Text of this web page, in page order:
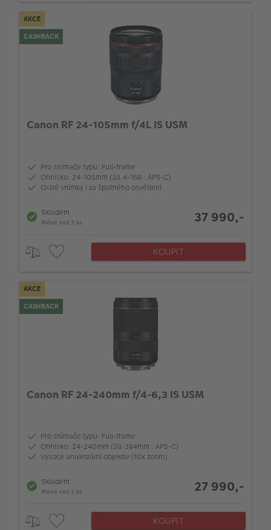
AKCE
CASHBACK
Canon RF 24-105mm f/4L IS USM
Pro snímače typu: Full-frame
Ohnisko: 24-105mm (38.4-168 : APS-C)
Ostré snímky i za špatného osvětlení
Skladem
Méně než 3 ks 37 990,-
KOUPIT
AKCE
CASHBACK
Canon RF 24-240mm f/4-6,3 IS USM
Pro snímače typu: Full-frame
Ohnisko: 24-240mm (38-384mm : APS-C)
Vysoce univerzální objektiv (10x zoom)
Skladem
Méně než 3 ks 27 990,-
KOUPIT